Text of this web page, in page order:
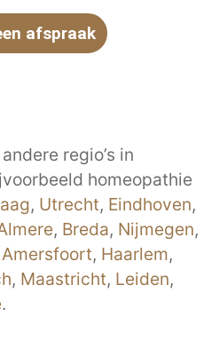
afspraak
regio’s in
homeopathie
, Utrecht, Eindhoven,
, Breda, Nijmegen,
Amersfoort, Haarlem,
, Maastricht, Leiden,
.